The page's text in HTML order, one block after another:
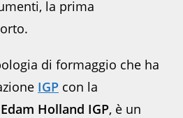
la prima
di formaggio che ha
IGP con la
Edam Holland IGP, è un